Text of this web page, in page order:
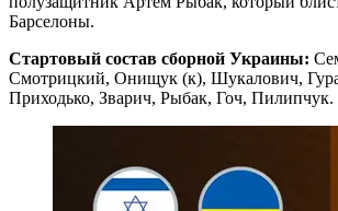
Барселоны.
Стартовый состав сборной Украины:
Смотрицкий, Онищук (к), Шукалович,
Приходько, Зварич, Рыбак, Гоч, Пилипчук.